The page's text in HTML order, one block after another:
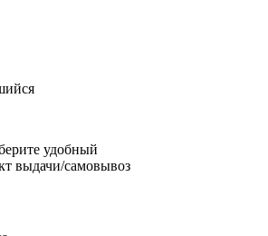
удобный
выдачи/самовывоз